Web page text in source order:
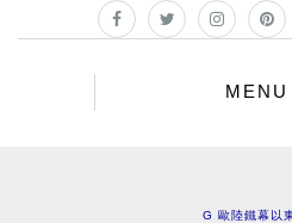
MENU
G 歐陸鐵幕以